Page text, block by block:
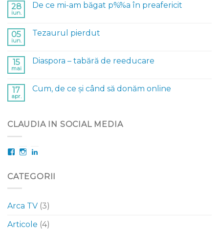
28
iun.
De ce mi-am băgat p%%a în preafericit
05
iun.
Tezaurul pierdut
15
mai
Diaspora – tabără de reeducare
17
apr.
Cum, de ce și când să donăm online
CLAUDIA IN SOCIAL MEDIA
FacebookInstagram
CATEGORII
Arca TV (3)
Articole (4)